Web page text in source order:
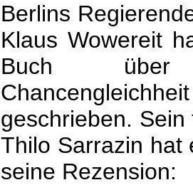
Berlins
Klaus Wowereit
Buch über
geschrieben.
Thilo Sarrazin hat
seine Rezension: